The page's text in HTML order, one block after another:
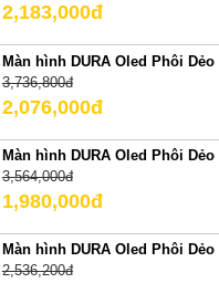
2,183,000đ
Màn hình DURA Oled Phôi Dẻo
3,736,800đ
2,076,000đ
Màn hình DURA Oled Phôi Dẻo
3,564,000đ
1,980,000đ
Màn hình DURA Oled Phôi Dẻo
2,536,200đ